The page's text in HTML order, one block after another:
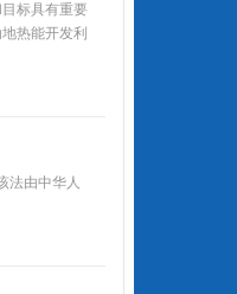
标具有重要
热能开发利
法由中华人